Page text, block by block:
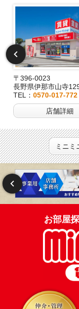
〒396-0023
長野県伊那市山寺
TEL： 0570-017-772
店舗詳細
ミニミ
お部屋